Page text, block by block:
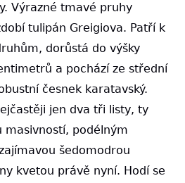
Výrazné tmavé pruhy
tulipán Greigiova. Patří k
dorůstá do výšky
a pochází ze střední
česnek karatavský.
jen dva tři listy, ty
masivností, podélným
šedomodrou
kvetou právě nyní. Hodí se